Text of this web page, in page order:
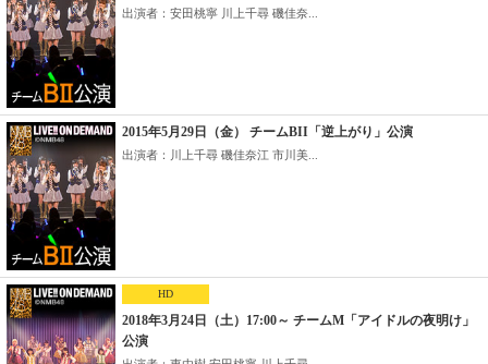
出演者：安田桃寧 川上千尋 磯佳奈...
2015年5月29日（金） チームBII「逆上がり」公演
出演者：川上千尋 磯佳奈江 市川美...
HD
2018年3月24日（土）17:00～ チームM「アイドルの夜明け」
公演